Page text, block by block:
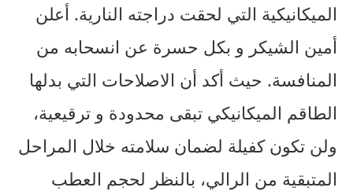
الميكانيكية التي لحقت دراجته النارية. أعلن
أمين الشيكر و بكل حسرة عن انسحابه من
المنافسة. حيث أكد أن الاصلاحات التي بدلها
الطاقم الميكانيكي تبقى محدودة و ترقيعية،
ولن تكون كفيلة لضمان سلامته خلال المراحل
المتبقية من الرالي، بالنظر لحجم العطب